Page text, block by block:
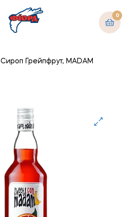
0
Сироп Грейпфрут, MADAM